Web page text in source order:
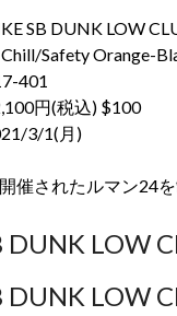
SB DUNK LOW
Safety Orange-
401
円(税込) $100
3/1(月)
催されたルマン24
DUNK LOW
DUNK LOW